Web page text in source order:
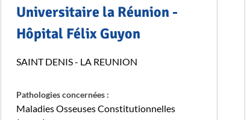
Universitaire la Réunion -
Hôpital Félix Guyon
SAINT DENIS - LA REUNION
Pathologies concernées :
Maladies Osseuses Constitutionnelles